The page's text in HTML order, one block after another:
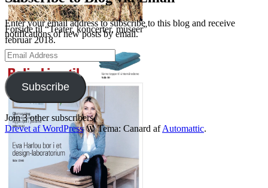
Forside til “Teater, koncerter, museer”
februar 2018.
LinkedIn
Enter your email address to subscribe to this blog and receive
notifications of new posts by email.
Email
Address
Subscribe
Join 3 other subscribers
Drevet af WordPress
Tema: Canard afAutomattic.